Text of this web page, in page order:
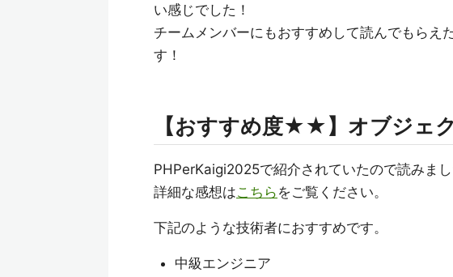
い感じでした！
チームメンバーにもおすすめして読んでもらえ
す！
【おすすめ度★★】オブジェ
PHPerKaigi2025で紹介されていたので読みまし
詳細な感想はこちら をご覧ください。
下記のような技術者におすすめです。
中級エンジニア